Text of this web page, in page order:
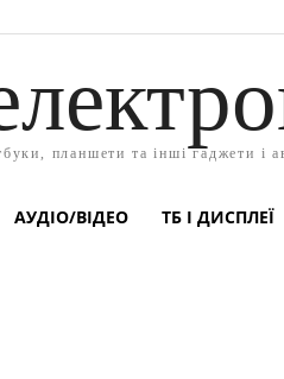
планшети та інші гаджети і
АУДІО/ВІДЕО ТБ І ДИСПЛЕЇ